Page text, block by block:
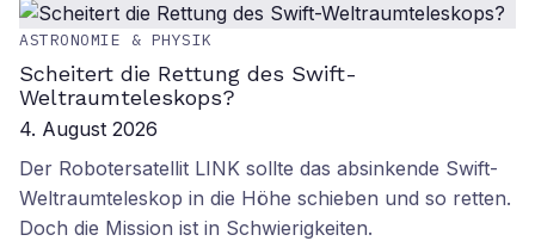
ASTRONOMIE & PHYSIK
Scheitert die Rettung des Swift-
Weltraumteleskops?
4. August 2026
Der Robotersatellit LINK sollte das absinkende Swift-
Weltraumteleskop in die Höhe schieben und so retten.
Doch die Mission ist in Schwierigkeiten.